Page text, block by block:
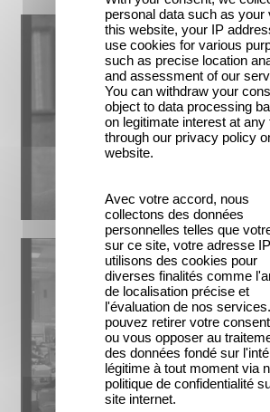
personal data such as your
this website, your IP
use cookies for various
such as precise location
and assessment of our
You can withdraw your
object to data processing
on legitimate interest at any
through our privacy policy
website.
Avec votre accord, nous
collectons des données
personnelles telles que
sur ce site, votre adresse
utilisons des cookies pour
diverses finalités comme
de localisation précise et
l'évaluation de nos
pouvez retirer votre
ou vous opposer au
des données fondé sur
légitime à tout moment via
politique de confidentialité
site internet.